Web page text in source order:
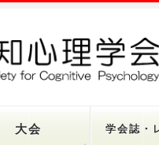
大会 学会誌・